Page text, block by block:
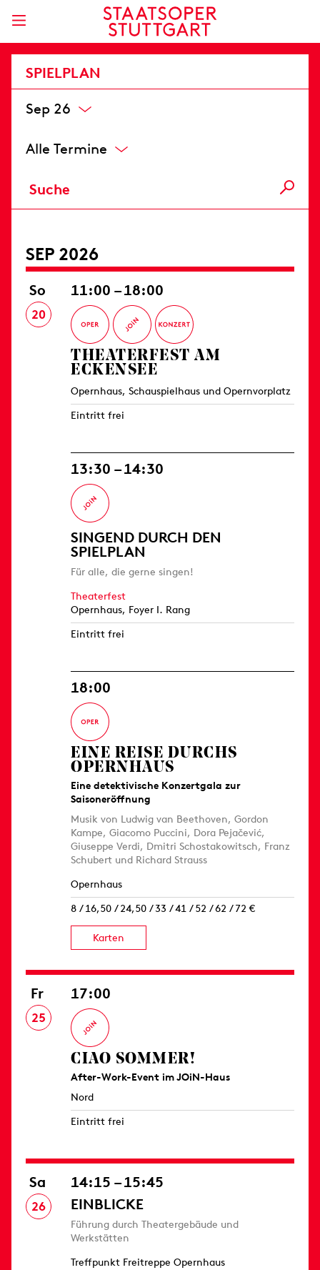
SPIELPLAN
Sep 26
Alle Termine
SEP 2026
So
20
11:00 – 18:00
THEATERFEST AM
ECKENSEE
Opernhaus, Schauspielhaus und Opernvorplatz
Eintritt frei
13:30 – 14:30
SINGEND DURCH DEN
SPIELPLAN
Für alle, die gerne singen!
Theaterfest
Opernhaus, Foyer I. Rang
Eintritt frei
18:00
EINE REISE DURCHS
OPERNHAUS
Eine detektivische Konzertgala zur
Saisoneröffnung
Musik von Ludwig van Beethoven, Gordon
Kampe, Giacomo Puccini, Dora Pejačević,
Giuseppe Verdi, Dmitri Schostakowitsch, Franz
Schubert und Richard Strauss
Opernhaus
8 / 16,50 / 24,50 / 33 / 41 / 52 / 62 / 72 €
Karten
Fr
25
17:00
CIAO SOMMER!
After-Work-Event im JOiN-Haus
Nord
Eintritt frei
Sa
26
14:15 – 15:45
EINBLICKE
Führung durch Theatergebäude und
Werkstätten
Treffpunkt Freitreppe Opernhaus